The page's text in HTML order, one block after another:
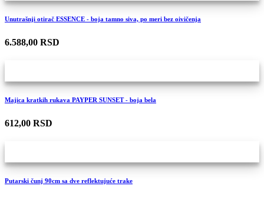
Unutrašnji otirač ESSENCE - boja tamno siva, po meri bez oivičenja
6.588,00 RSD
Majica kratkih rukava PAYPER SUNSET - boja bela
612,00 RSD
Putarski čunj 90cm sa dve reflektujuće trake